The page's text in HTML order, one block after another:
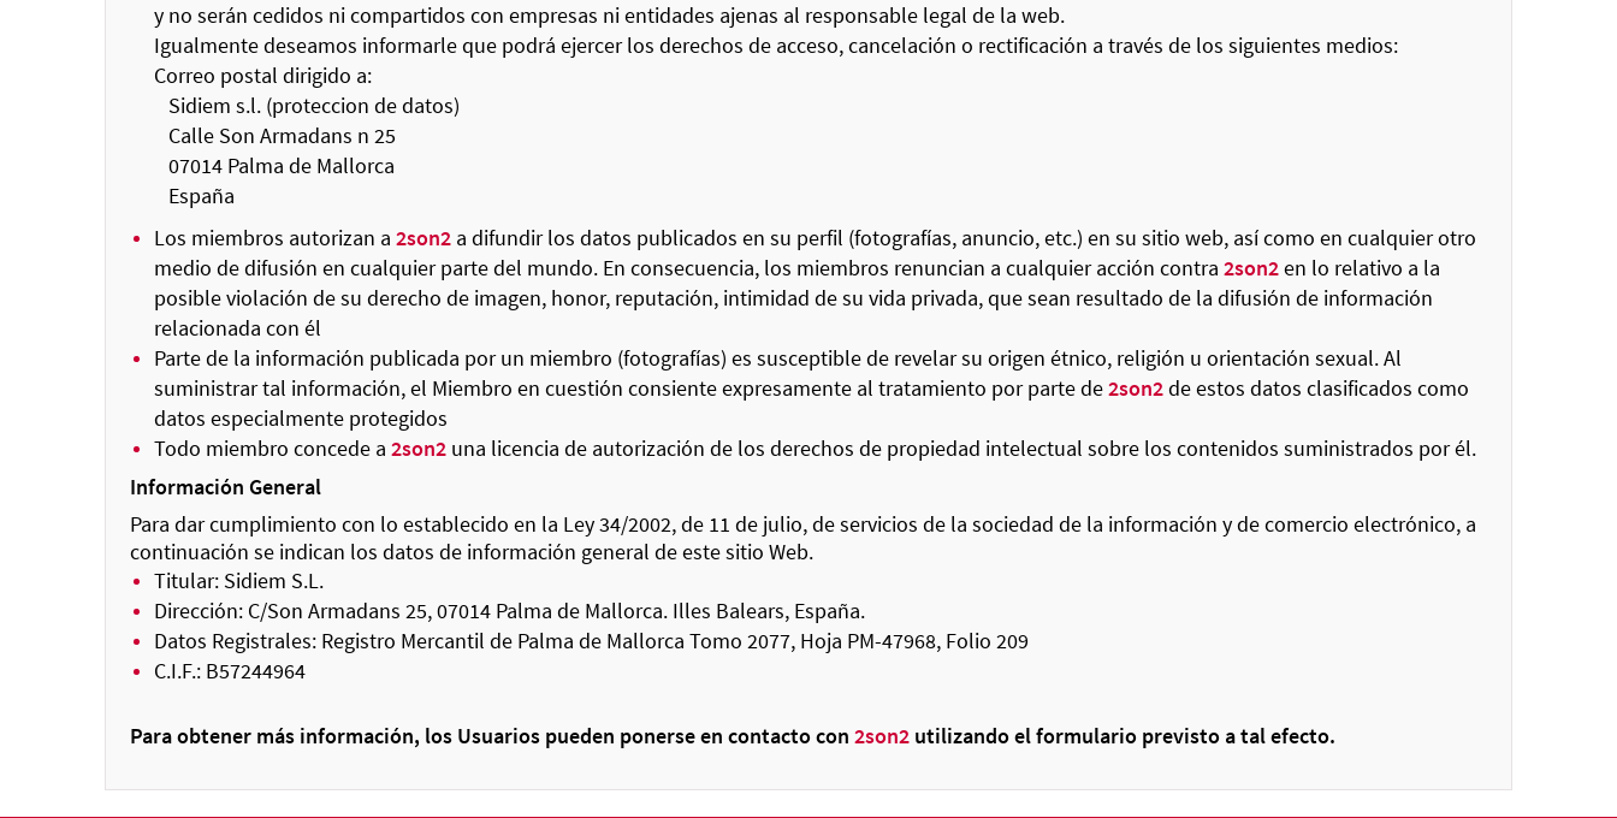
y no serán cedidos ni compartidos con empresas ni entidades ajenas al responsable legal de la web.
Igualmente deseamos informarle que podrá ejercer los derechos de acceso, cancelación o rectificación a través de los siguientes medios:
Correo postal dirigido a:
Sidiem s.l. (proteccion de datos)
Calle Son Armadans n 25
07014 Palma de Mallorca
España
Los miembros autorizan a 2son2 a difundir los datos publicados en su perfil (fotografías, anuncio, etc.) en su sitio web, así como en cualquier otro
medio de difusión en cualquier parte del mundo. En consecuencia, los miembros renuncian a cualquier acción contra 2son2en lo relativo a la
posible violación de su derecho de imagen, honor, reputación, intimidad de su vida privada, que sean resultado de la difusión de información
relacionada con él
Parte de la información publicada por un miembro (fotografías) es susceptible de revelar su origen étnico, religión u orientación sexual. Al
suministrar tal información, el Miembro en cuestión consiente expresamente al tratamiento por parte de2son2de estos datos clasificados como
datos especialmente protegidos
Todo miembro concede a 2son2 una licencia de autorización de los derechos de propiedad intelectual sobre los contenidos suministrados por él.
Información General
Para dar cumplimiento con lo establecido en la Ley 34/2002, de 11 de julio, de servicios de la sociedad de la información y de comercio electrónico, a
continuación se indican los datos de información general de este sitio Web.
Titular: Sidiem S.L.
Dirección: C/Son Armadans 25, 07014 Palma de Mallorca. Illes Balears, España.
Datos Registrales: Registro Mercantil de Palma de Mallorca Tomo 2077, Hoja PM-47968, Folio 209
C.I.F.: B57244964
Para obtener más información, los Usuarios pueden ponerse en contacto con 2son2 utilizando el formulario previsto a tal efecto.